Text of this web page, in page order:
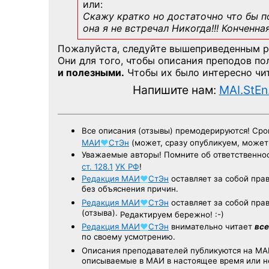
или:
Скажу кратко но достаточно что бы
она я не встречал Никогда!!!
Пожалуйста, следуйте вышеприведенным
Они для того, чтобы описания преподов
и полезными. Чтобы их было интересно
Напишите нам:
Все описания (отзывы) премодерируются!
МАИ♥СтЭн (может, сразу опубликуем,
Уважаемые авторы! Помните об
ст. 128.1 УК РФ!
Редакция МАИ♥СтЭн оставляет за собой
без объяснения причин.
Редакция МАИ♥СтЭн оставляет за собой
(отзыва). Редактируем бережно! :-)
Редакция МАИ♥СтЭн внимательно читает все
по своему усмотрению.
Описания преподавателей публикуются на
описываемые в МАИ в настоящее время или